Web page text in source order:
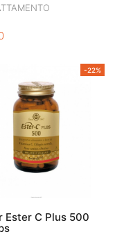
-22%
Ester C Plus 500